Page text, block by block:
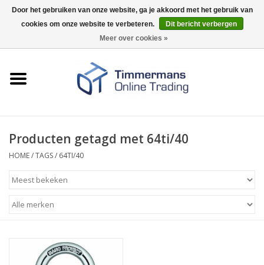
0 Artikelen - €0,00
Merken
Producten getagd met 64ti/40
HOME/TAGS/ 64TI/40
Door het gebruiken van onze website, ga je akkoord met het gebruik van
cookies om onze website te verbeteren.
Dit bericht verbergen
Meer over cookies »